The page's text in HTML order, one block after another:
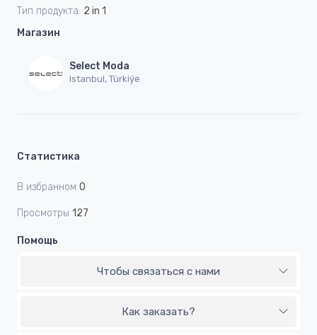
Тип продукта: 2 in 1
Магазин
Select Moda
Istanbul, Türkiýe
Статистика
В избранном 0
Просмотры 127
Помощь
Чтобы связаться с нами
Как заказать?